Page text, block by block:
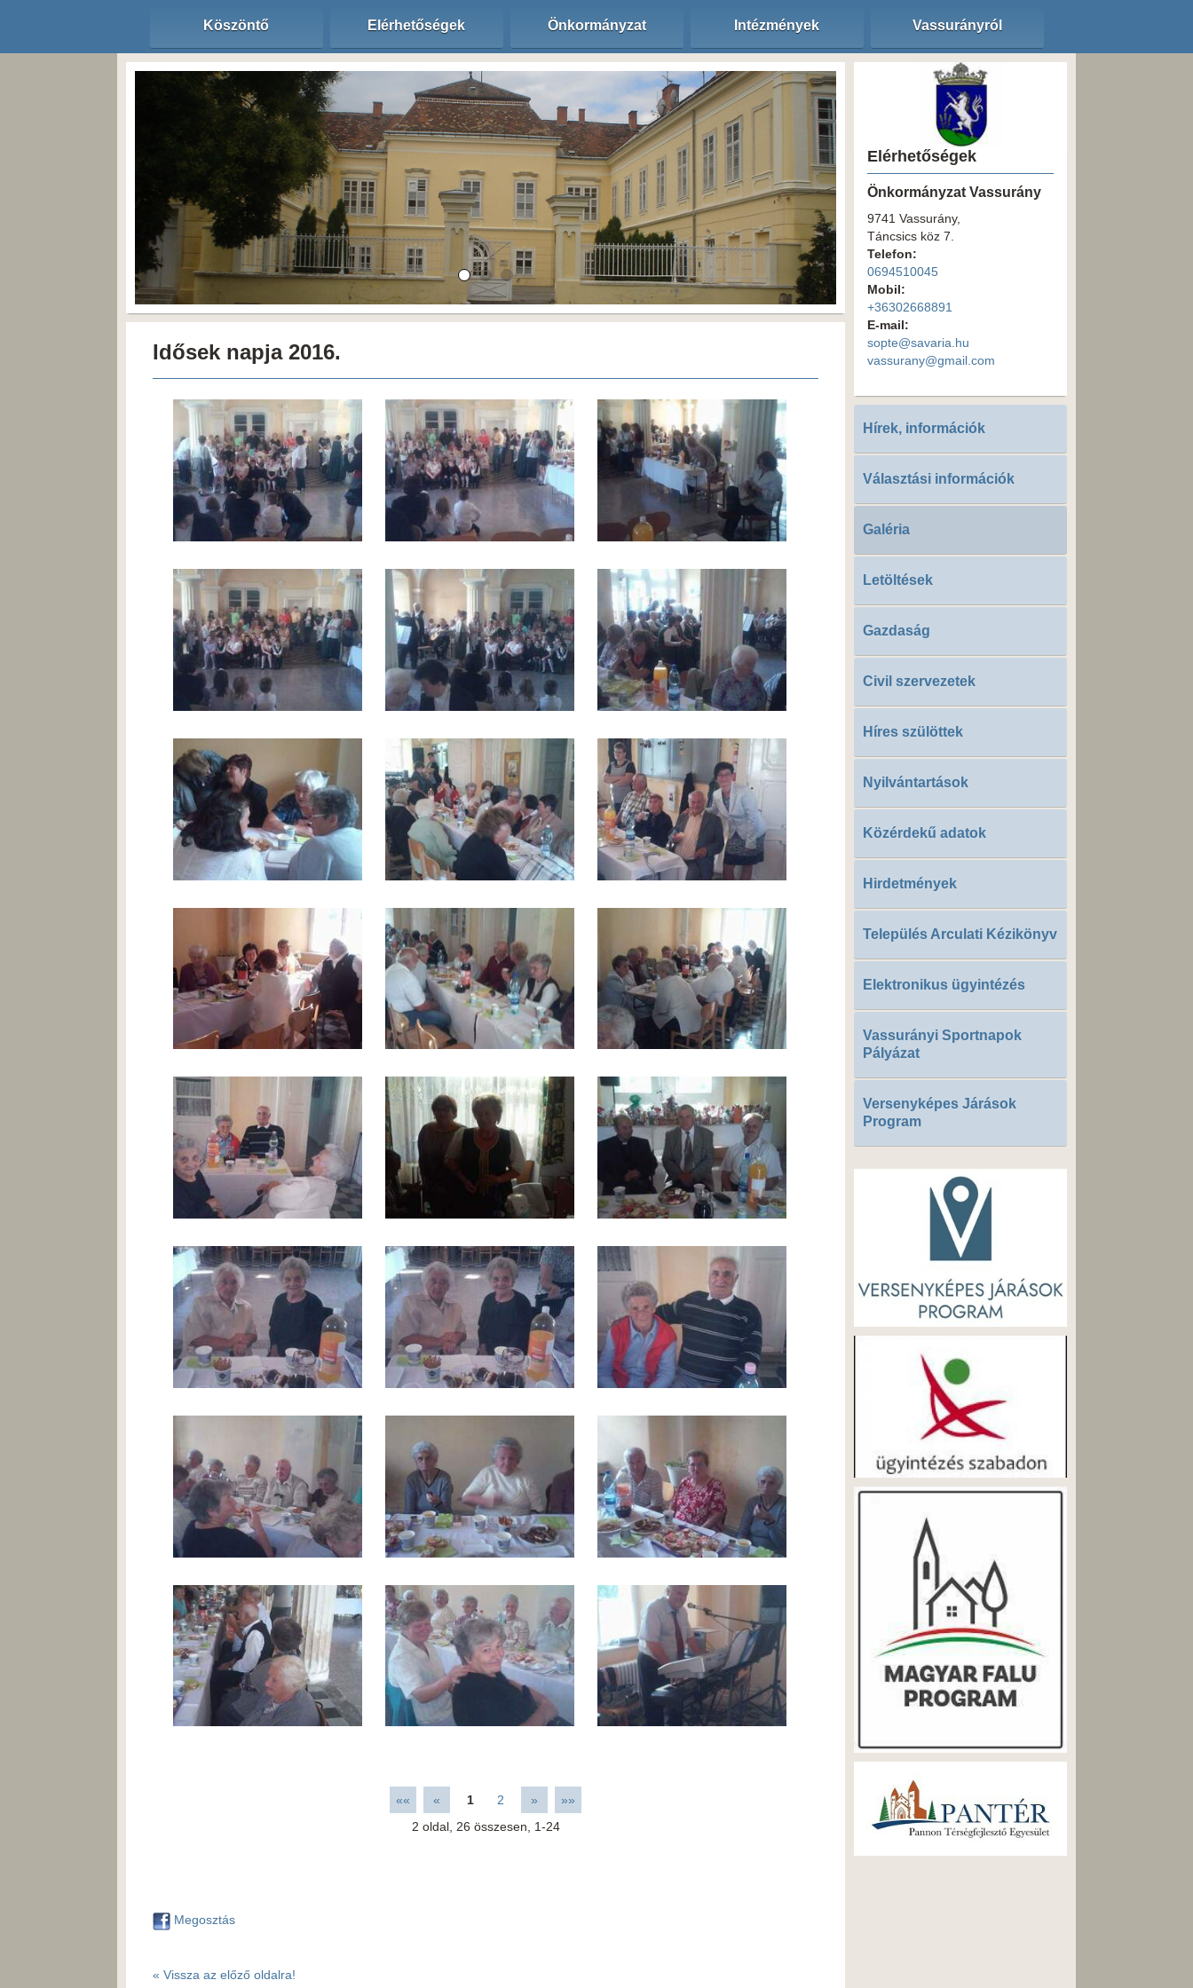
Köszöntő Elérhetőségek Önkormányzat Intézmények Vassurányról
Idősek napja 2016.
«« « 1 2 »
»»
2 oldal, 26 összesen, 1-24
Megosztás
« Vissza az előző oldalra!
Elérhetőségek
Önkormányzat Vassurány
9741 Vassurány,
Táncsics köz 7.
Telefon:
0694510045
Mobil:
+36302668891
E-mail:
sopte@savaria.hu
vassurany@gmail.com
Hírek, információk
Választási információk
Galéria
Letöltések
Gazdaság
Civil szervezetek
Híres szülöttek
Nyilvántartások
Közérdekű adatok
Hirdetmények
Település Arculati Kézikönyv
Elektronikus ügyintézés
Vassurányi Sportnapok
Pályázat
Versenyképes Járások
Program